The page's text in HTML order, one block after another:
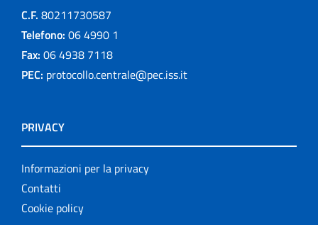
C.F. 80211730587
Telefono: 06 4990 1
Fax: 06 4938 7118
PEC: protocollo.centrale@pec.iss.it
PRIVACY
Informazioni per la privacy
Contatti
Cookie policy